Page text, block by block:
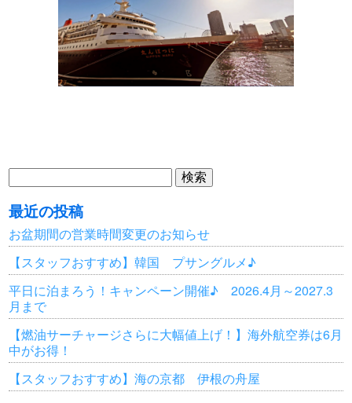
検
索:
最近の投稿
お盆期間の営業時間変更のお知らせ
【スタッフおすすめ】韓国 プサングルメ♪
平日に泊まろう！キャンペーン開催♪ 2026.4月～2027.3
月まで
【燃油サーチャージさらに大幅値上げ！】海外航空券は6月
中がお得！
【スタッフおすすめ】海の京都 伊根の舟屋